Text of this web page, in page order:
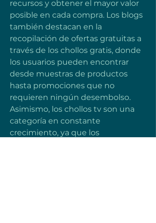
recursos y obtener el mayor valor
posible en cada compra. Los blogs
también destacan en la
recopilación de ofertas gratuitas a
través de los chollos gratis, donde
los usuarios pueden encontrar
desde muestras de productos
hasta promociones que no
requieren ningún desembolso.
Asimismo, los chollos tv son una
categoría en constante
crecimiento, ya que los